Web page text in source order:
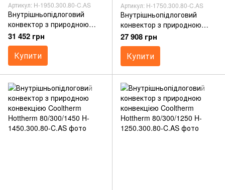
Артикул: H-1950.300.80-C.AS
Внутрішньопідлоговий
конвектор з природною
конвекцією Cooltherm
Hottherm 80/300/1950
31 452 грн
Купити
Артикул: H-1750.300.80-C.AS
Внутрішньопідлоговий
конвектор з природною
конвекцією Cooltherm
Hottherm 80/300/1750
27 908 грн
Купити